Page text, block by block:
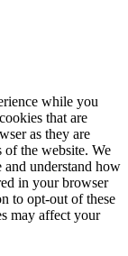
while you
that are
as they are
the website. We
and understand how
in your browser
to opt-out of these
may affect your